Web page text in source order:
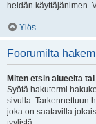
heidän käyttäjänimen.
Ylös
Foorumilta
Miten etsin alueelta
Syötä hakutermi
sivulla. Tarkennettuun
joka on saatavilla